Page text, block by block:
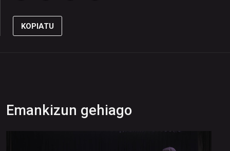
KOPIATU
Emankizun gehiago